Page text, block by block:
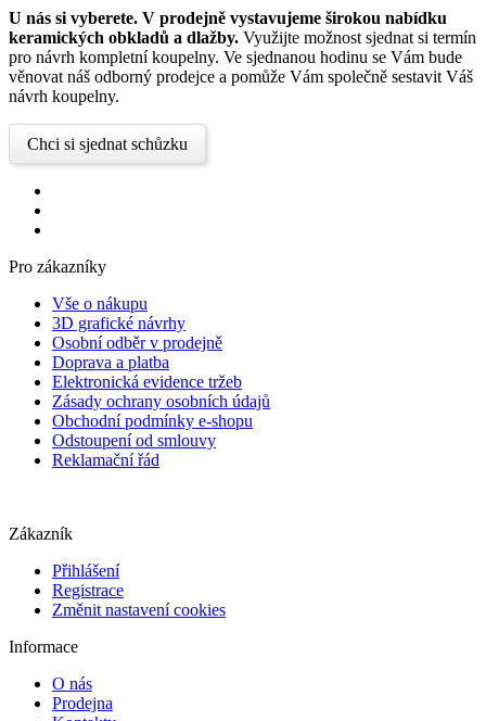
U nás si vyberete. V prodejně vystavujeme širokou nabídku
keramických obkladů a dlažby. Využijte možnost sjednat si termín
pro návrh kompletní koupelny. Ve sjednanou hodinu se Vám bude
věnovat náš odborný prodejce a pomůže Vám společně sestavit Váš
návrh koupelny.
Chci si sjednat schůzku
Pro zákazníky
Vše o nákupu
3D grafické návrhy
Osobní odběr v prodejně
Doprava a platba
Elektronická evidence tržeb
Zásady ochrany osobních údajů
Obchodní podmínky e-shopu
Odstoupení od smlouvy
Reklamační řád
Zákazník
Přihlášení
Registrace
Změnit nastavení cookies
Informace
O nás
Prodejna